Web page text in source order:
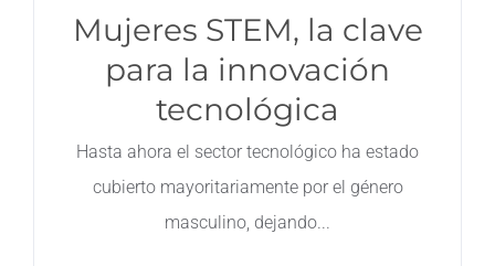
Contacto
Mujeres STEM, la clave
para la innovación
tecnológica
Hasta ahora el sector tecnológico ha estado
cubierto mayoritariamente por el género
masculino, dejando